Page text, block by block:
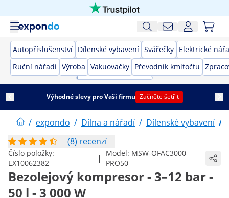
Autopříslušenství Dílenské vybavení Svářečky Elektrické
Ruční nářadí Výroba Vakuovačky Převodník kmitočtu
Výhodné slevy pro Vaši firmu Začněte šetřit
/ expondo / Dílna a nářadí / Dílenské vybavení /
(8) recenzí
Číslo položky:
EX10062382
| Model: MSW-OFAC3000
PRO50
Bezolejový kompresor - 3–12 bar -
50 l - 3 000 W